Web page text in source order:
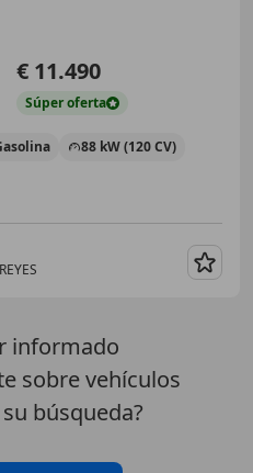
€ 11.490
Súperoferta
88 kW (120 CV)
informado
sobre vehículos
búsqueda?